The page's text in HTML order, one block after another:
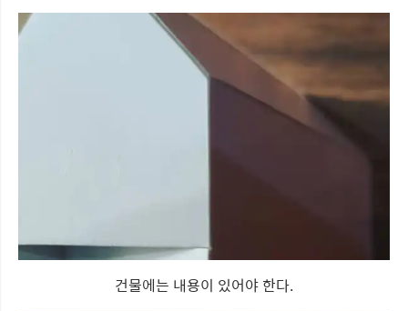
건물에는 내용이 있어야 한다.